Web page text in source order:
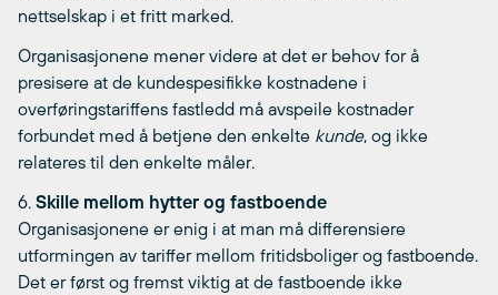
nettselskap i et fritt marked.
Organisasjonene mener videre at det er behov for å
presisere at de kundespesifikke kostnadene i
overføringstariffens fastledd må avspeile kostnader
forbundet med å betjene den enkelte kunde, og ikke
relateres til den enkelte måler.
6. Skille mellom hytter og fastboende
Organisasjonene er enig i at man må differensiere
utformingen av tariffer mellom fritidsboliger og fastboende.
Det er først og fremst viktig at de fastboende ikke